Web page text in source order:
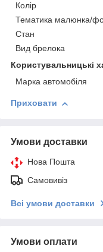
Колір
Тематика малюнка/
Стан
Вид брелока
Користувальницькі
Марка автомобіля
Приховати
Умови доставки
Нова Пошта
Самовивіз
Всі умови доставки
Умови оплати